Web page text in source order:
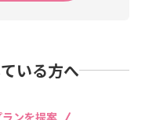
いる方へ
ンを提案